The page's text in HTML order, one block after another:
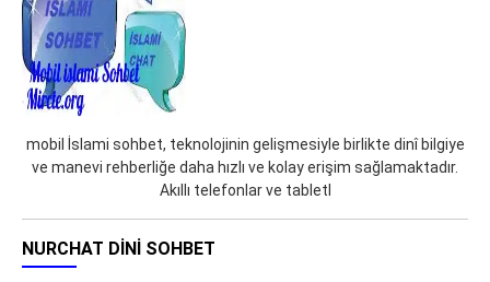
mobil İslami sohbet, teknolojinin gelişmesiyle birlikte dinî bilgiye
ve manevi rehberliğe daha hızlı ve kolay erişim sağlamaktadır.
Akıllı telefonlar ve tabletl
NURCHAT DINI SOHBET